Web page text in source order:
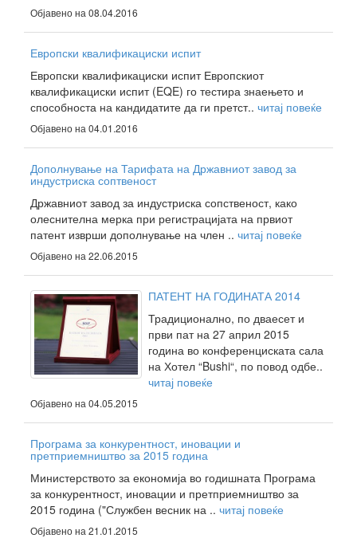
Објавено на 08.04.2016
Европски квалификациски испит
Европски квалификациски испит Европскиот
квалификациски испит (EQE) го тестира знаењето и
способноста на кандидатите да ги претст.. читај повеќе
Објавено на 04.01.2016
Дополнување на Тарифата на Државниот завод за
индустриска соптвеност
Државниот завод за индустриска сопственост, како
олеснителна мерка при регистрацијата на првиот
патент изврши дополнување на член .. читај повеќе
Објавено на 22.06.2015
ПАТЕНТ НА ГОДИНАТА 2014
Традиционално, по дваесет и
први пат на 27 април 2015
година во конференциската сала
на Хотел “Bushi“, по повод одбе..
читај повеќе
Објавено на 04.05.2015
Програма за конкурентност, иновации и
претприемништво за 2015 година
Министерството за економија во годишната Програма
за конкурентност, иновации и претприемништво за
2015 година ("Службен весник на .. читај повеќе
Објавено на 21.01.2015